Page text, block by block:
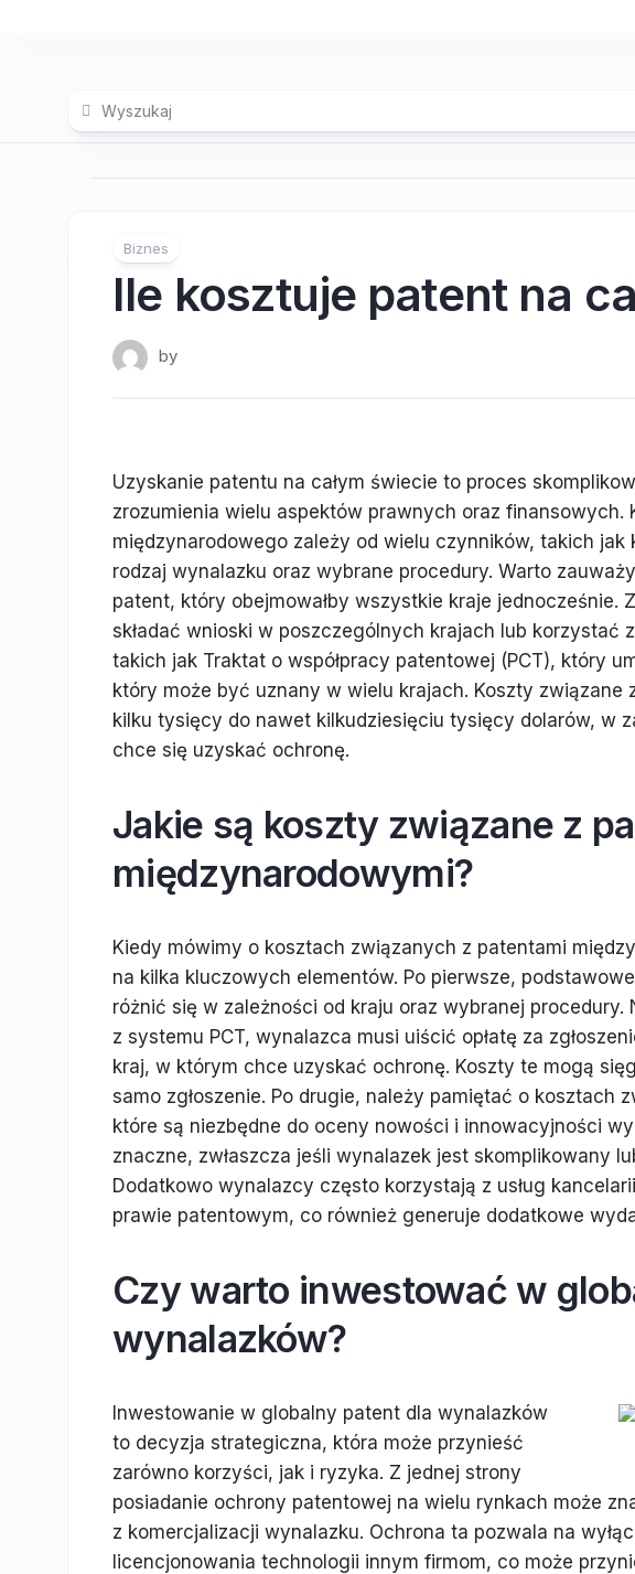
Biznes
Ile kosztuje patent na
by
Uzyskanie patentu na całym świecie to proces
zrozumienia wielu aspektów prawnych oraz finansowych.
międzynarodowego zależy od wielu czynników, takich jak
rodzaj wynalazku oraz wybrane procedury. Warto
patent, który obejmowałby wszystkie kraje jednocześnie.
składać wnioski w poszczególnych krajach lub korzystać
takich jak Traktat o współpracy patentowej (PCT), który
który może być uznany w wielu krajach. Koszty związane
kilku tysięcy do nawet kilkudziesięciu tysięcy dolarów, w
chce się uzyskać ochronę.
Jakie są koszty związane z
międzynarodowymi?
Kiedy mówimy o kosztach związanych z patentami
na kilka kluczowych elementów. Po pierwsze,
różnić się w zależności od kraju oraz wybranej procedury.
z systemu PCT, wynalazca musi uiścić opłatę za
kraj, w którym chce uzyskać ochronę. Koszty te mogą
samo zgłoszenie. Po drugie, należy pamiętać o kosztach
które są niezbędne do oceny nowości i innowacyjności
znaczne, zwłaszcza jeśli wynalazek jest skomplikowany
Dodatkowo wynalazcy często korzystają z usług
prawie patentowym, co również generuje dodatkowe
Czy warto inwestować w
wynalazków?
Inwestowanie w globalny patent dla wynalazków
to decyzja strategiczna, która może przynieść
zarówno korzyści, jak i ryzyka. Z jednej strony
posiadanie ochrony patentowej na wielu rynkach może
z komercjalizacji wynalazku. Ochrona ta pozwala na
licencjonowania technologii innym firmom, co może